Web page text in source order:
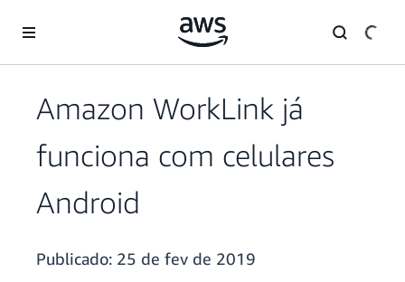
Pular para o conteúdo principal
Amazon WorkLink já
funciona com celulares
Android
Publicado: 25 de fev de 2019